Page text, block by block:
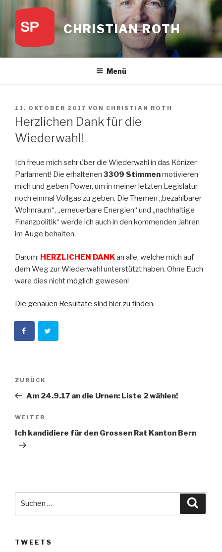
springen
CHRISTIAN ROTH
Menü
VERÖFFENTLICHT
AM
11. OKTOBER 2017 VON CHRISTIAN ROTH
Herzlichen Dank für die
Wiederwahl!
Ich freue mich sehr über die Wiederwahl in das Könizer
Parlament! Die erhaltenen 3309 Stimmenmotivieren
mich und geben Power, um in meiner letzten Legislatur
noch einmal Vollgas zu geben. Die Themen „bezahlbarer
Wohnraum“, „erneuerbare Energien“ und „nachhaltige
Finanzpolitik“ werde ich auch in den kommenden Jahren
im Auge behalten.
Darum: HERZLICHEN DANKan alle, welche mich auf
dem Weg zur Wiederwahl unterstützt haben. Ohne Euch
ware dies nicht möglich gewesen!
Die genauen Resultate sind hier zu finden.
Beitragsnavigation
Vorheriger
Beitrag
ZURÜCK
Am 24.9.17 an die Urnen: Liste 2 wählen!
Nächster
Beitrag
WEITER
Ich kandidiere für den Grossen Rat Kanton Bern
TWEETS